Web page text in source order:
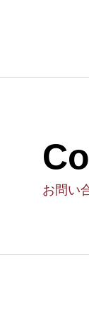
お問い